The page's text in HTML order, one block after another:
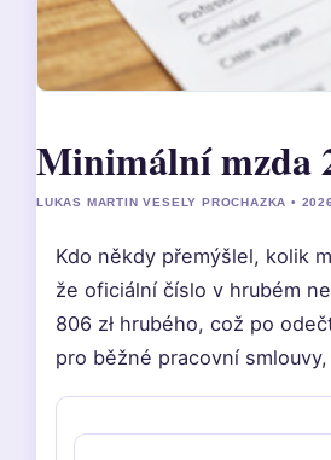
Minimální mzda
LUKAS MARTIN VESELY PROCHAZKA •
Kdo někdy přemýšlel, kolik
že oficiální číslo v hrubém
806 zł hrubého, což po
pro běžné pracovní